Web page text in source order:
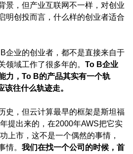
景，但产业互联网不一样，对创业
明创投而言，什么样的创业者适合
企业的创业者，都不是直接来自于
领域工作了很多年的。 To B企业
力， To B的产品其实有一个轨
该往什么轨迹走。
史，但云计算最早的框架是斯坦福
提出来的，在2000年AWS把它实
上市，这不是一个偶然的事情，
情。 我们在找一个公司的时候，首